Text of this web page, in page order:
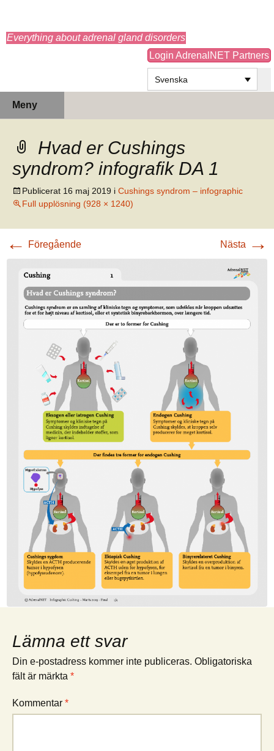
Everything about adrenal gland disorders
Login AdrenalNET Partners
Svenska
Meny
Hvad er Cushings
syndrom? infografik DA 1
Publicerat 16 maj 2019 i Cushings syndrom – infographic
Full upplösning (928 × 1240)
← Föregående Nästa →
Lämna ett svar
Din e-postadress kommer inte publiceras. Obligatoriska
fält är märkta *
Kommentar *